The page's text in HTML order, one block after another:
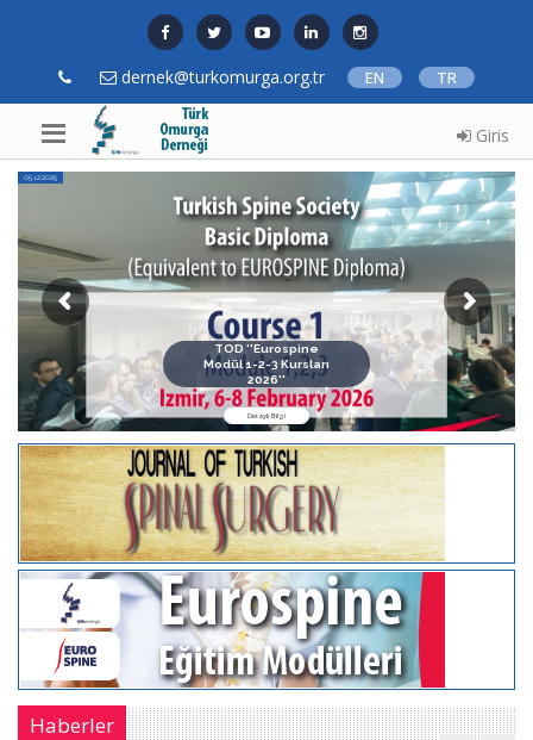
dernek@turkomurga.org.tr EN TR
Giris
05.12.2025
TOD ''Eurospine
Modül 1-2-3 Kursları
2026''
Detaylı Bilgi
Haberler